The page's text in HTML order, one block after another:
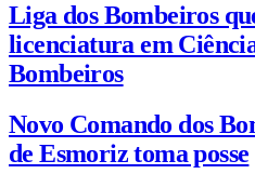
Liga dos Bombeiros
licenciatura em
Bombeiros
Novo Comando dos
de Esmoriz toma posse